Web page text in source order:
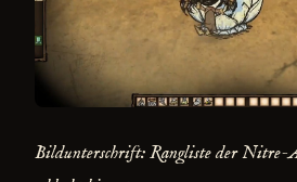
Bildunterschrift: Rangliste der Nitre-